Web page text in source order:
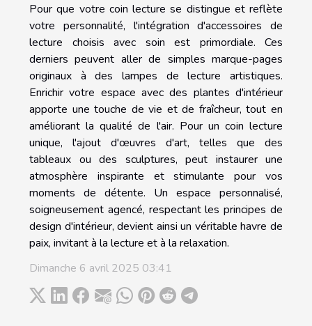
Pour que votre coin lecture se distingue et reflète
votre personnalité, l'intégration d'accessoires de
lecture choisis avec soin est primordiale. Ces
derniers peuvent aller de simples marque-pages
originaux à des lampes de lecture artistiques.
Enrichir votre espace avec des plantes d'intérieur
apporte une touche de vie et de fraîcheur, tout en
améliorant la qualité de l'air. Pour un coin lecture
unique, l'ajout d'œuvres d'art, telles que des
tableaux ou des sculptures, peut instaurer une
atmosphère inspirante et stimulante pour vos
moments de détente. Un espace personnalisé,
soigneusement agencé, respectant les principes de
design d'intérieur, devient ainsi un véritable havre de
paix, invitant à la lecture et à la relaxation.
Dimanche 6 avril 2025 03:41